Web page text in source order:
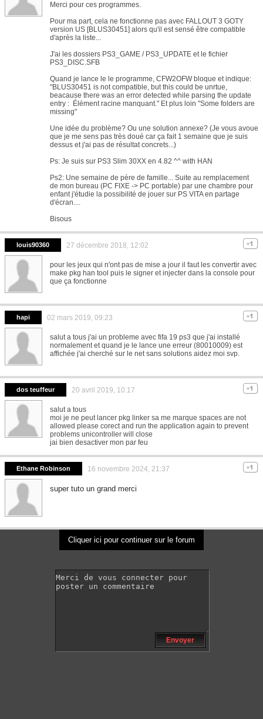
Merci pour ces programmes.
Pour ma part, cela ne fonctionne pas avec FALLOUT 3 GOTY
version US [BLUS30451] alors qu'il est sensé être compatible
d'après la liste...
J'ai les dossiers PS3_GAME / PS3_UPDATE et le fichier
PS3_DISC.SFB
Quand je lance le le programme, CFW2OFW bloque et indique:
"BLUS30451 is not compatible, but this could be unrtue,
beacause there was an error detected while parsing the update
entry : Élément racine manquant." Et plus loin "Some folders are
missing"
Une idée du problème? Ou une solution annexe? (Je vous avoue
que je me sens pas très doué car ça fait 1 semaine que je suis
dessus et j'ai pas de résultat concrets...)
Ps: Je suis sur PS3 Slim 30XX en 4.82 ^^ with HAN
Ps2: Une semaine de père de famille... Suite au remplacement
de mon bureau (PC FIXE -> PC portable) par une chambre pour
enfant j'étudie la possibilité de jouer sur PS VITA en partage
d'écran....
Bisous
louis90360 27 décembre 2018, 12:02
pour les jeux qui n'ont pas de mise a jour il faut les convertir avec
make pkg han tool puis le signer et injecter dans la console pour
que ça fonctionne
hapi 02 mars 2019, 09:23
salut a tous j'ai un probleme avec fifa 19 ps3 que j'ai installé
normalement et quand je le lance une erreur (80010009) est
affichée j'ai cherché sur le net sans solutions aidez moi svp.
dos teuffeur 20 avril 2019, 10:17
salut a tous
moi je ne peut lancer pkg linker sa me marque spaces are not
allowed please corect and run the application again to prevent
problems unicontroller will close
jai bien desactiver mon par feu
Ethane Robinson 16 novembre 2024, 21:37
super tuto un grand merci
Cliquer ici pour continuer sur le forum
Envoyer